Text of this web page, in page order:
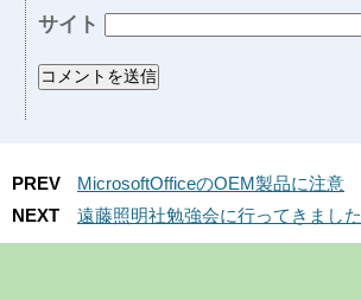
サイト
PREV
MicrosoftOfficeのOEM製品に注意
NEXT
遠藤照明社勉強会に行ってきました